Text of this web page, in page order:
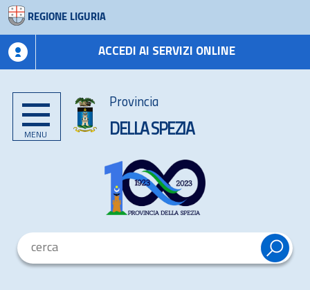
REGIONE LIGURIA
ACCEDI AI SERVIZI ONLINE
MENU
Provincia
DELLA SPEZIA